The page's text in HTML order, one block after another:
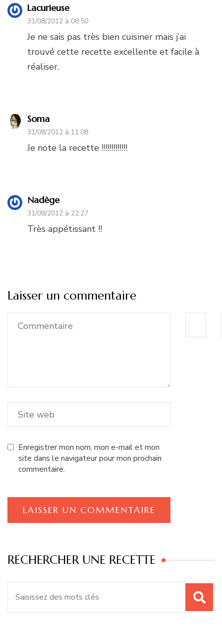
Lacurieuse
31/08/2012 à 08:50
Je ne sais pas très bien cuisiner mais j’ai
trouvé cette recette excellente et facile à
réaliser.
Soma
31/08/2012 à 11:08
Je note la recette !!!!!!!!!!!!!
Nadège
31/08/2012 à 22:27
Très appétissant !!
Laisser un commentaire
Enregistrer mon nom, mon e-mail et mon
site dans le navigateur pour mon prochain
commentaire.
RECHERCHER UNE RECETTE